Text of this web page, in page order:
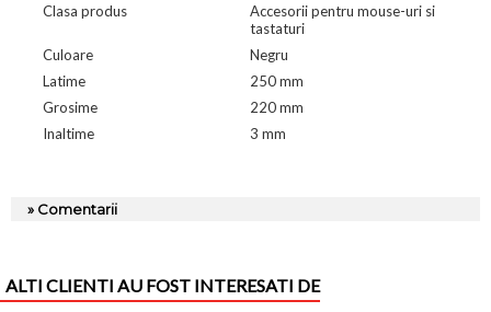
Clasa produs
Accesorii pentru mouse-uri si
tastaturi
Culoare
Negru
Latime
250 mm
Grosime
220 mm
Inaltime
3 mm
» Comentarii
ALTI CLIENTI AU FOST INTERESATI DE